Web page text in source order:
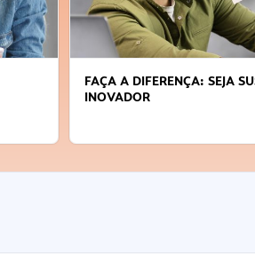
FAÇA A DIFERENÇA: SEJA
INOVADOR